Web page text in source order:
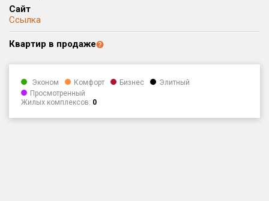
Вид объекта
Кол-во комнат
Только новые
Оценка ЕРЗ ЖК
Сайт
Ссылка
Квартир в продаже
Эконом Комфорт Бизнес
Элитный
Просмотренный
Жилых комплексов: 0